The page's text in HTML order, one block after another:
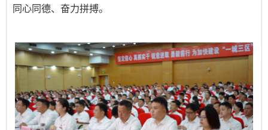
同心同德、奋力拼搏。